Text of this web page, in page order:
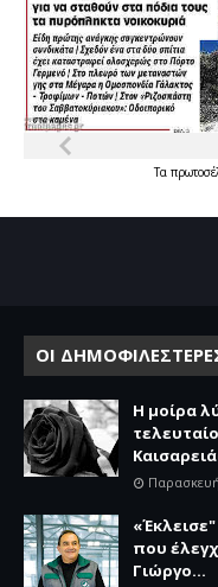
Τα
ΟΙ
Η μοίρα
που
Γιώργο...